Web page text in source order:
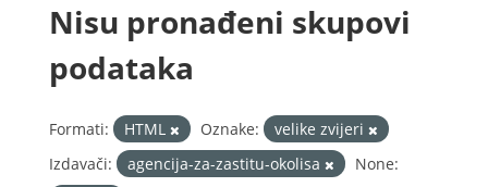
Nisu pronađeni skupovi
podataka
Formati: HTML Oznake:
velike zvijeri
Izdavači:
agencija-za-zastitu-okolisa
None: